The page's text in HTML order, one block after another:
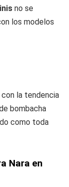
no se
los modelos
con la tendencia
bombacha
como toda
Nara en